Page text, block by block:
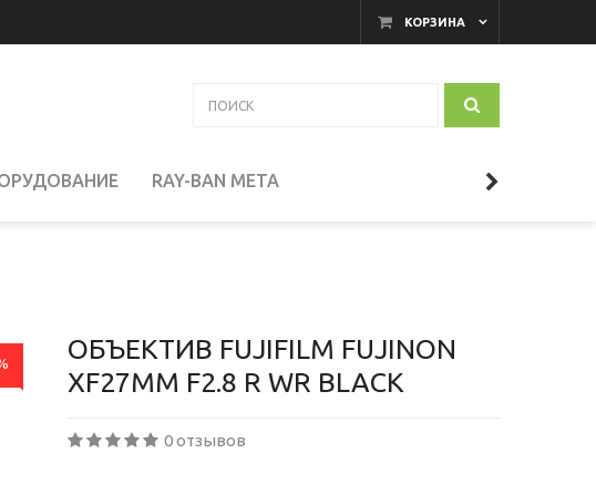
КОРЗИНА
RAY-BAN META
БИНОКЛИ ТЕЛЕСКОПЫ
ОБЪЕКТИВ FUJIFILM FUJINON
XF27MM F2.8 R WR BLACK
0 отзывов